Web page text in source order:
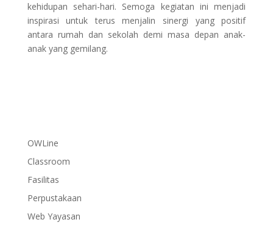
kehidupan sehari-hari. Semoga kegiatan ini menjadi
inspirasi untuk terus menjalin sinergi yang positif
antara rumah dan sekolah demi masa depan anak-
anak yang gemilang.
OWLine
Classroom
Fasilitas
Perpustakaan
Web Yayasan